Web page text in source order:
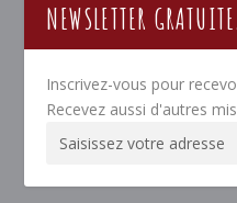
NEWSLETTER
Inscrivez-vous pour
Recevez aussi d'autres